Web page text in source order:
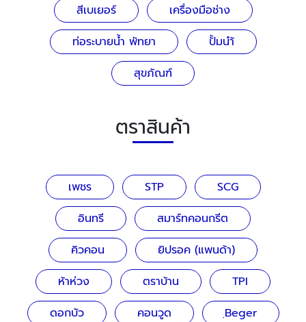
สีเบเยอร์
เครื่องมือช่าง
ท่อระบายน้ำ พัทยา
ปั้มนำ้
สุขภัณฑ์
ตราสินค้า
เพชร STP
SCG
อินทรี
สมาร์ทคอนกรีต
คิวคอน
ยิปรอค (แพนด้า)
ห้าห่วง
ตราบ้าน
TPI
ดอกบัว
คอนวูด ฺBeger